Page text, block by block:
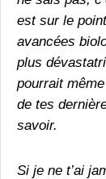
est sur le
avancées
plus
pourrait
de tes
savoir.
Si je ne t’ai